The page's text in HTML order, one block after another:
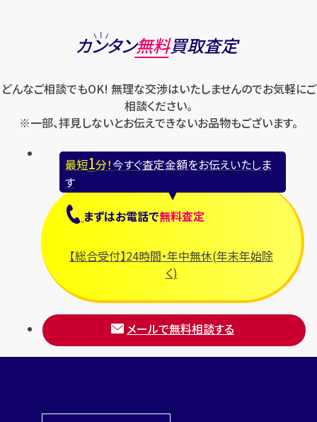
カンタン無料買取査定
どんなご相談でもOK! 無理な交渉はいたしませんのでお気軽にご
相談ください。
※一部、拝見しないとお伝えできないお品物もございます。
最短1分！今すぐ査定金額をお伝えいたしま
す
まずはお電話で無料査定
【総合受付】24時間・年中無休(年末年始除
く)
メールで無料相談する